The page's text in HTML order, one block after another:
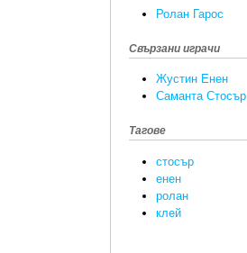
Ролан Гарос
Свързани играчи
Жустин Енен
Саманта Стосър
Тагове
стосър
енен
ролан
клей